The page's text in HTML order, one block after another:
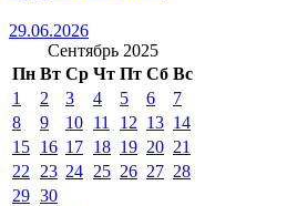
29.06.2026
Сентябрь 2025
Пн Вт Ср Чт Пт Сб Вс
1
2 3 4 5 6
7
8
9 10 11 12 13 14
15 16 17 18 19 20 21
22
23 24 25 26 27 28
29 30